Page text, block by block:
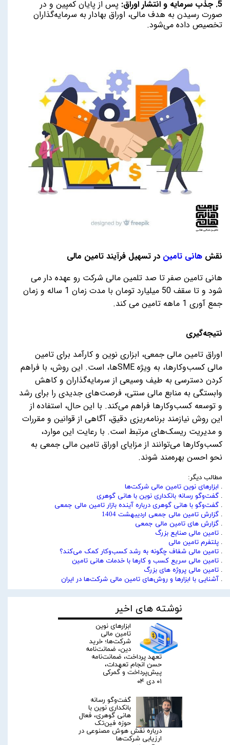
5. جذب سرمایه و انتشار اوراق:
پس از پایان کمپین و در
صورت رسیدن به هدف مالی، اوراق بهادار به سرمایه‌گذاران
تخصیص داده می‌شود.
نقش هانی تامین در تسهیل فرآیند تامین مالی
هانی تامین صفر تا صد تلمین مالی شرکت رو عهده دار می
شود و تا سقف 50 میلیارد تومان با مدت زمان 1 ساله و زمان
جمع آوری 1 ماهه تامین می کند.
نتیجه‌گیری
اوراق تامین مالی جمعی، ابزاری نوین و کارآمد برای تامین
مالی کسب‌وکارها، به ویژه SMEها، است. این روش، با فراهم
کردن دسترسی به طیف وسیعی از سرمایه‌گذاران و کاهش
وابستگی به منابع مالی سنتی، فرصت‌های جدیدی را برای رشد
و توسعه کسب‌وکارها فراهم می‌کند. با این حال، استفاده از
این روش نیازمند برنامه‌ریزی دقیق، آگاهی از قوانین و مقررات
و مدیریت ریسک‌های مرتبط است. با رعایت این موارد،
کسب‌وکارها می‌توانند از مزایای اوراق تامین مالی جمعی به
نحو احسن بهره‌مند شوند.
مطالب دیگر:
. ابزارهای نوین تامین مالی شرکت‌ها
. گفت‌وگو رسانه بانکداری نوین با هانی گوهری
. گفت‌وگو با هانی گوهری درباره آینده بازار تامین مالی جمعی
. گزارش تامین مالی جمعی اردیبهشت 1404
. گزارش های تامین مالی جمعی
. تامین مالی صنایع بزرگ
. پلتفرم تامین مالی
. تامین مالی شفاف چگونه به رشد کسب‌وکار کمک می‌کند؟
. تامین مالی سریع کسب و کارها با خدمات هانی تامین
. تامین مالی پروژه های بزرگ
. آشنایی با ابزارها و روش‌های تامین مالی شرکت‌ها در ایران
نوشته های اخیر
ابزارهای نوین
تامین مالی
شرکت‌ها؛ خرید
دین، ضمانت‌نامه
تعهد پرداخت، ضمانت‌نامه
حسن انجام تعهدات،
پیش‌پرداخت و گمرکی
۰۱ دی ۰۴
گفت‌وگو رسانه
بانکداری نوین با
هانی گوهری، فعال
حوزه فین‌تک
درباره نقش هوش مصنوعی در
ارزیابی شرکت‌ها